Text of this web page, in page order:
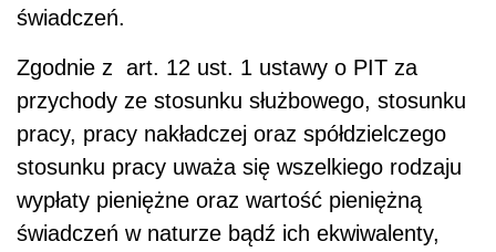
świadczeń.
Zgodnie z art. 12 ust. 1 ustawy o PIT za
przychody ze stosunku służbowego, stosunku
pracy, pracy nakładczej oraz spółdzielczego
stosunku pracy uważa się wszelkiego rodzaju
wypłaty pieniężne oraz wartość pieniężną
świadczeń w naturze bądź ich ekwiwalenty,